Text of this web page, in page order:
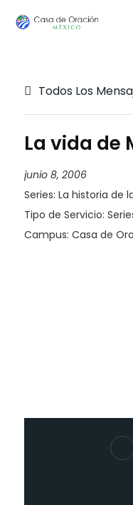
Todos Los
La vida de
junio 8, 2006
Series: La historia de
Tipo de Servicio:
Campus: Casa de